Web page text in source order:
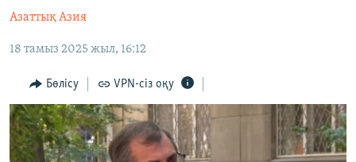
main
Skip
Search
АДАМ ҚҰҚЫҚТАРЫ
ӘЛЕУМЕТ
ӘЛЕМ
АРНАЙЫ ЖОБАЛАР
Русский
Азаттық Азия
18 тамыз 2025 жыл, 16:12
Бөлісу VPN-сіз оқу